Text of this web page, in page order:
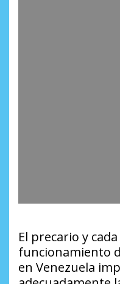
El precario y
funcionamiento
en Venezuela